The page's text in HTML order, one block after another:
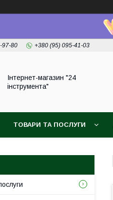
97-80 +380 (95) 095-41-03
Інтернет-магазин "24
інструмента"
ТОВАРИ ТА ПОСЛУГИ